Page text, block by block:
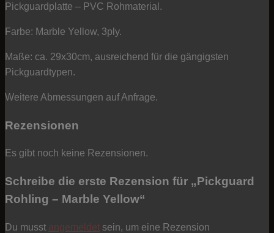
Pickguardplatte – PVC Rohmaterial.
Farbe: Marble Yellow, 3ply.
Maße: ca. 29x30cm, ausreichend für die gängigsten
Pickguardtypen.
Weitere Abmessungen auf Anfrage.
Rezensionen
Es gibt noch keine Rezensionen.
Schreibe die erste Rezension für „Pickguard
Rohling – Marble Yellow“
Du musst angemeldet sein, um eine Rezension